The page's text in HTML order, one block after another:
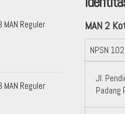
Reguler
Reguler
MAN 2
NPSN
Jl.
Padang